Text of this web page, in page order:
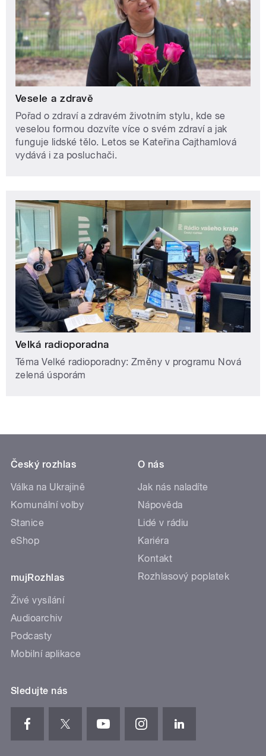
Vesele a zdravě
Pořad o zdraví a zdravém životním stylu, kde se
veselou formou dozvíte více o svém zdraví a jak
funguje lidské tělo. Letos se Kateřina Cajthamlová
vydává i za posluchači.
Velká radioporadna
Téma Velké radioporadny: Změny v programu Nová
zelená úsporám
Český rozhlas
Válka na Ukrajině
Komunální volby
Stanice
eShop
mujRozhlas
Živé vysílání
Audioarchiv
Podcasty
Mobilní aplikace
O nás
Jak nás naladíte
Nápověda
Lidé v rádiu
Kariéra
Kontakt
Rozhlasový poplatek
Sledujte nás